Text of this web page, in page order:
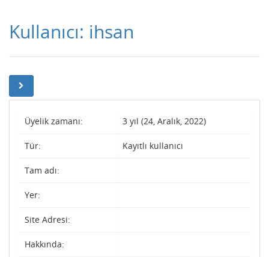
Kullanıcı: ihsan
Üyelik zamanı: 3 yıl (24, Aralık, 2022)
Tür: Kayıtlı kullanıcı
Tam adı:
Yer:
Site Adresi:
Hakkında: